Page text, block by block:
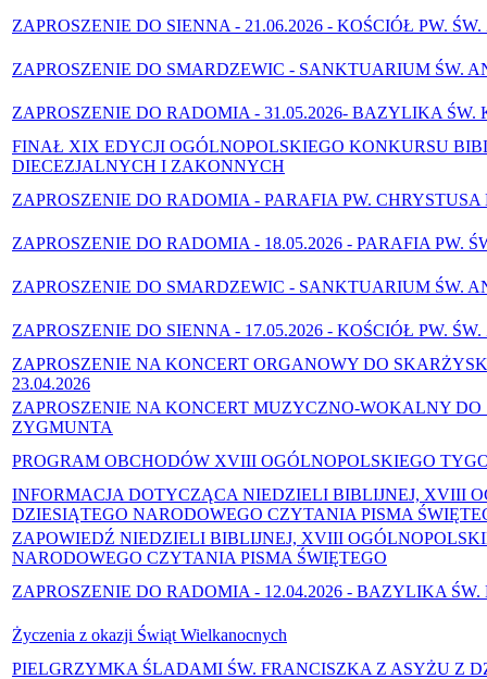
ZAPROSZENIE DO SIENNA - 21.06.2026 - KOŚCIÓŁ PW.
ZAPROSZENIE DO SMARDZEWIC - SANKTUARIUM ŚW.
ZAPROSZENIE DO RADOMIA - 31.05.2026- BAZYLIKA
FINAŁ XIX EDYCJI OGÓLNOPOLSKIEGO KONKURSU
DIECEZJALNYCH I ZAKONNYCH
ZAPROSZENIE DO RADOMIA - PARAFIA PW. CHRYSTUSA
ZAPROSZENIE DO RADOMIA - 18.05.2026 - PARAFIA PW.
ZAPROSZENIE DO SMARDZEWIC - SANKTUARIUM ŚW.
ZAPROSZENIE DO SIENNA - 17.05.2026 - KOŚCIÓŁ PW.
ZAPROSZENIE NA KONCERT ORGANOWY DO
23.04.2026
ZAPROSZENIE NA KONCERT MUZYCZNO-WOKALNY DO
ZYGMUNTA
PROGRAM OBCHODÓW XVIII OGÓLNOPOLSKIEGO
INFORMACJA DOTYCZĄCA NIEDZIELI BIBLIJNEJ, XVIII
DZIESIĄTEGO NARODOWEGO CZYTANIA PISMA
ZAPOWIEDŹ NIEDZIELI BIBLIJNEJ, XVIII
NARODOWEGO CZYTANIA PISMA ŚWIĘTEGO
ZAPROSZENIE DO RADOMIA - 12.04.2026 - BAZYLIKA
Życzenia z okazji Świąt Wielkanocnych
PIELGRZYMKA ŚLADAMI ŚW. FRANCISZKA Z ASYŻU Z